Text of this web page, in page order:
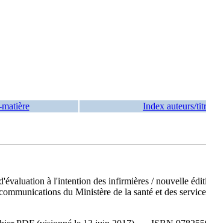
Index auteurs/
à l'intention des infirmières / nouvelle
du Ministère de la santé et des